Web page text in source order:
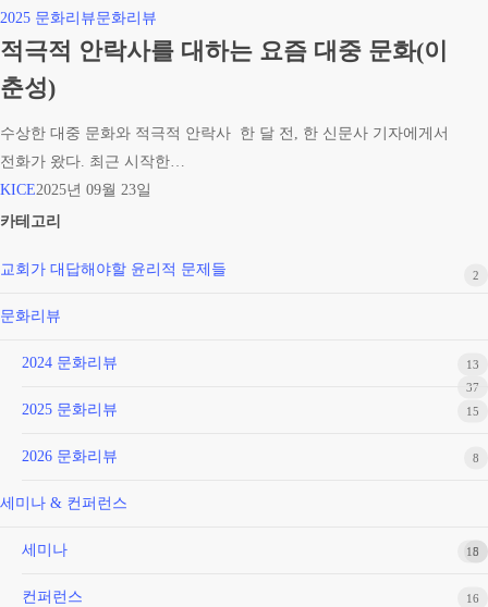
적
극
적
안
락
사
를
대
는
즘
춘
2025 문화리뷰문화리뷰
적극적 안락사를 대하는 요즘 대중 문화(이
춘성)
수상한 대중 문화와 적극적 안락사 한 달 전, 한 신문사 기자에게서
전화가 왔다. 최근 시작한…
KICE2025년 09월 23일
카테고리
교회가 대답해야할 윤리적 문제들 2
문화리뷰
37
2024 문화리뷰 13
2025 문화리뷰 15
2026 문화리뷰 8
세미나 & 컨퍼런스
18
세미나 5
컨퍼런스 16